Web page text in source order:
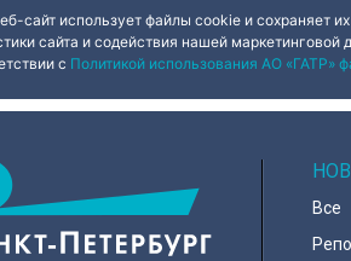
сайт использует файлы cookie и сохраняет
сайта и содействия нашей
с Политикой использования АО «ГАТР»
Все